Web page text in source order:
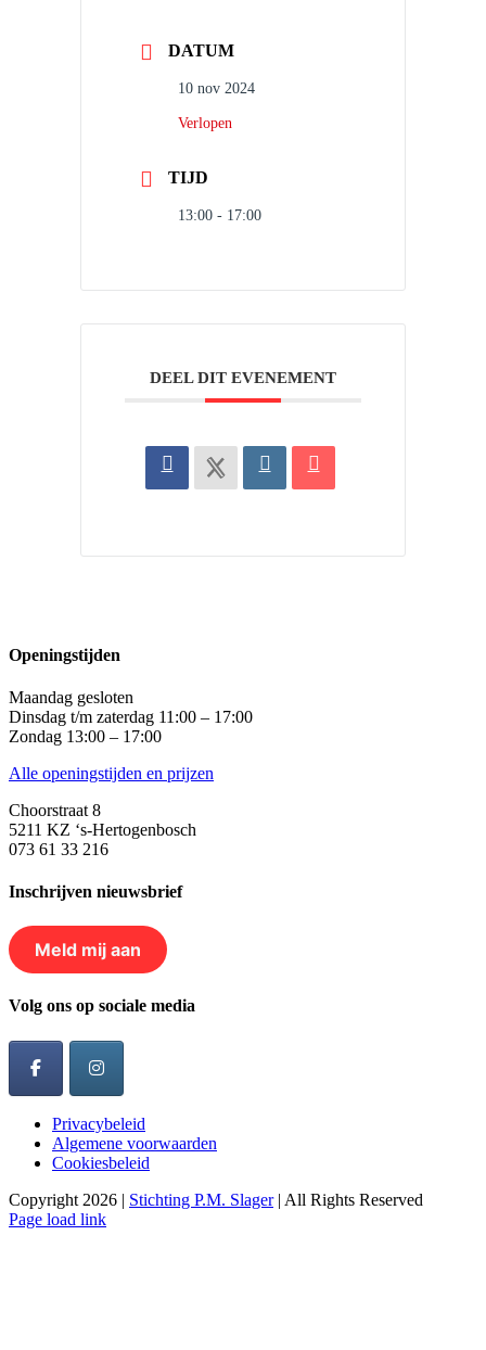
DATUM
10 nov 2024
Verlopen
TIJD
13:00 - 17:00
DEEL DIT EVENEMENT
Openingstijden
Maandag gesloten
Dinsdag t/m zaterdag 11:00 – 17:00
Zondag 13:00 – 17:00
Alle openingstijden en prijzen
Choorstraat 8
5211 KZ ‘s-Hertogenbosch
073 61 33 216
Inschrijven nieuwsbrief
Meld mij aan
Volg ons op sociale media
Privacybeleid
Algemene voorwaarden
Cookiesbeleid
Copyright 2026 | Stichting P.M. Slager| All Rights Reserved
Page load link